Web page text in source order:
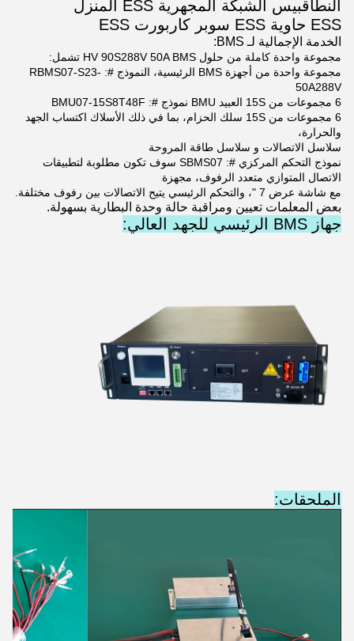
النطاقبيس الشبكة المجهرية ESS المنزل
ESS حاوية ESS سوبر كاربورت ESS
الخدمة الإجمالية لـ BMS:
مجموعة واحدة كاملة من حلول HV 90S288V 50A BMS تشمل:
مجموعة واحدة من أجهزة BMS الرئيسية، النموذج #: RBMS07-S23-
50A288V
6 مجموعات من 15S العبيد BMU نموذج #: BMU07-15S8T48F
6 مجموعات من 15S سلك الحزام، بما في ذلك الأسلاك اكتساب الجهد
والحرارة،
سلاسل الاتصالات و سلاسل طاقة المروحة
نموذج التحكم المركزي #: SBMS07 سوف تكون مطلوبة لتطبيقات
الاتصال المتوازي متعدد الرفوف، مجهزة
مع شاشة عرض 7 "، والتحكم الرئيسي يتيح الاتصالات بين رفوف مختلفة.
بعض المعلمات تعيين ومراقبة حالة وحدة البطارية بسهولة.
جهاز BMS الرئيسي للجهد العالي:
الملحقات: